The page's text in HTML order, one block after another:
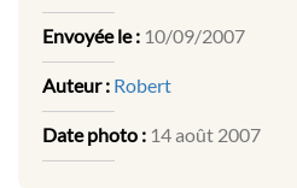
Envoyée le : 10/09/2007
Auteur : Robert
Date photo : 14 août 2007